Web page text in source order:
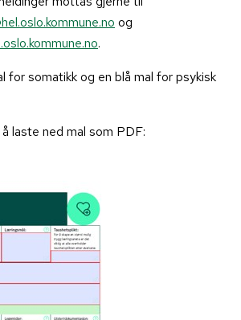
og
.
for somatikk og en blå mal for psykisk
laste ned mal som PDF: